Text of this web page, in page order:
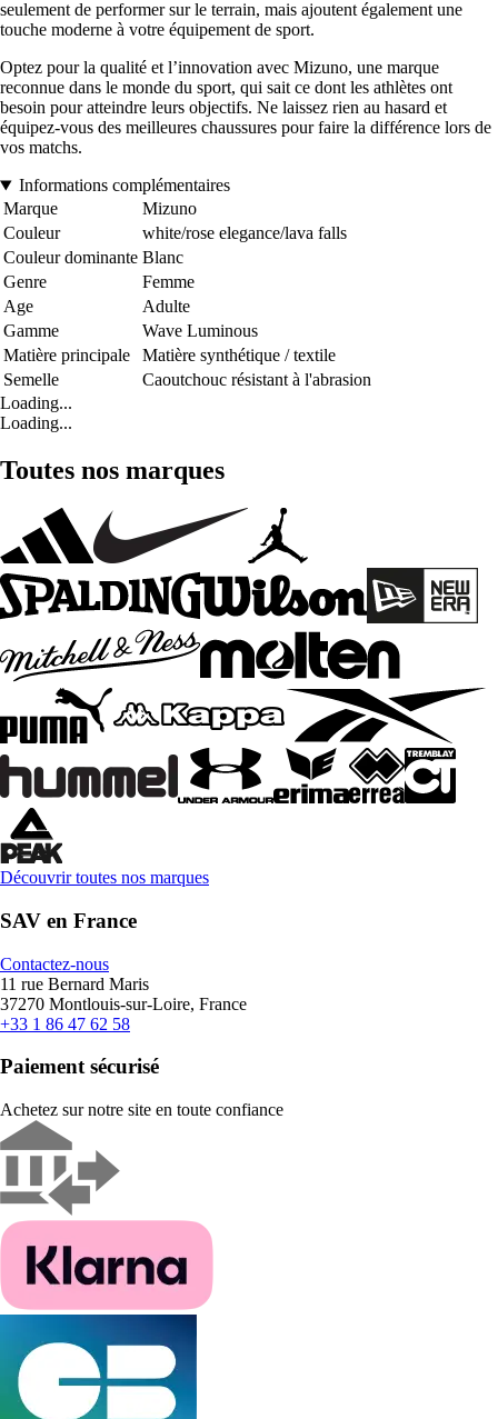
seulement de performer sur le terrain, mais ajoutent également une
touche moderne à votre équipement de sport.
Optez pour la qualité et l’innovation avec Mizuno, une marque
reconnue dans le monde du sport, qui sait ce dont les athlètes ont
besoin pour atteindre leurs objectifs. Ne laissez rien au hasard et
équipez-vous des meilleures chaussures pour faire la différence lors de
vos matchs.
Informations complémentaires
Marque
Mizuno
Couleur
white/rose elegance/lava falls
Couleur dominante Blanc
Genre
Femme
Age
Adulte
Gamme
Wave Luminous
Matière principale
Matière synthétique / textile
Semelle
Caoutchouc résistant à l'abrasion
Loading...
Loading...
Toutes nos marques
Découvrir toutes nos marques
SAV en France
Contactez-nous
11 rue Bernard Maris
37270 Montlouis-sur-Loire, France
+33 1 86 47 62 58
Paiement sécurisé
Achetez sur notre site en toute confiance